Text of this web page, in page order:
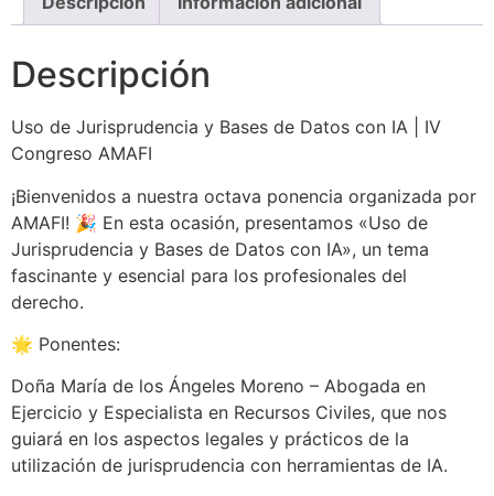
Descripción
Uso de Jurisprudencia y Bases de Datos con IA | IV
Congreso AMAFI
¡Bienvenidos a nuestra octava ponencia organizada por
AMAFI! 🎉 En esta ocasión, presentamos «Uso de
Jurisprudencia y Bases de Datos con IA», un tema
fascinante y esencial para los profesionales del
derecho.
🌟 Ponentes:
Doña María de los Ángeles Moreno – Abogada en
Ejercicio y Especialista en Recursos Civiles, que nos
guiará en los aspectos legales y prácticos de la
utilización de jurisprudencia con herramientas de IA.